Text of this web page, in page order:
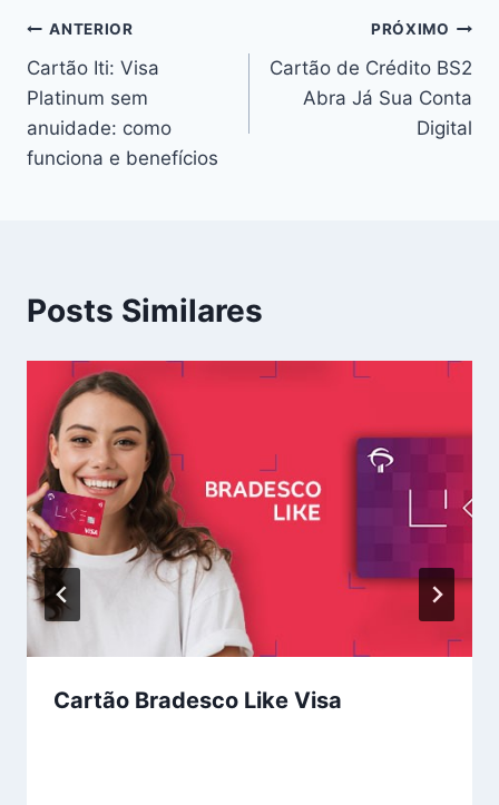
ANTERIOR
Cartão Iti: Visa
Platinum sem
anuidade: como
funciona e benefícios
PRÓXIMO
Cartão de Crédito BS2
Abra Já Sua Conta
Digital
Posts Similares
Cartão Bradesco Like Visa